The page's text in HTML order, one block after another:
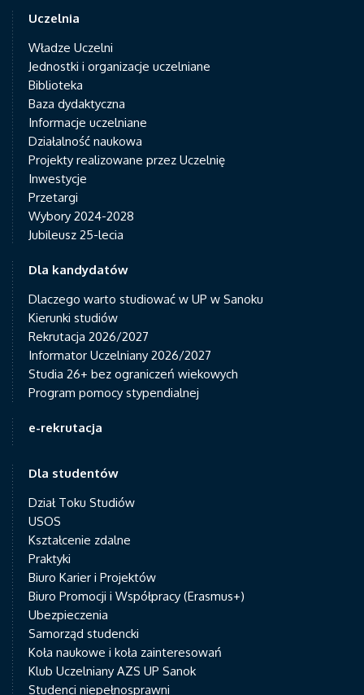
Uczelnia
Władze Uczelni
Jednostki i organizacje uczelniane
Biblioteka
Baza dydaktyczna
Informacje uczelniane
Działalność naukowa
Projekty realizowane przez Uczelnię
Inwestycje
Przetargi
Wybory 2024-2028
Jubileusz 25-lecia
Dla kandydatów
Dlaczego warto studiować w UP w Sanoku
Kierunki studiów
Rekrutacja 2026/2027
Informator Uczelniany 2026/2027
Studia 26+ bez ograniczeń wiekowych
Program pomocy stypendialnej
e-rekrutacja
Dla studentów
Dział Toku Studiów
USOS
Kształcenie zdalne
Praktyki
Biuro Karier i Projektów
Biuro Promocji i Współpracy (Erasmus+)
Ubezpieczenia
Samorząd studencki
Koła naukowe i koła zainteresowań
Klub Uczelniany AZS UP Sanok
Studenci niepełnosprawni